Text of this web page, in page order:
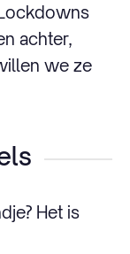
achter,
we ze
Het is